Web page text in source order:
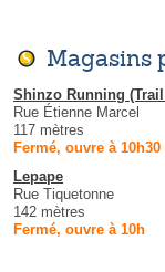
Magasins
Shinzo Running
Rue Étienne Marcel
117 mètres
Fermé, ouvre à 10h30
Lepape
Rue Tiquetonne
142 mètres
Fermé, ouvre à 10h